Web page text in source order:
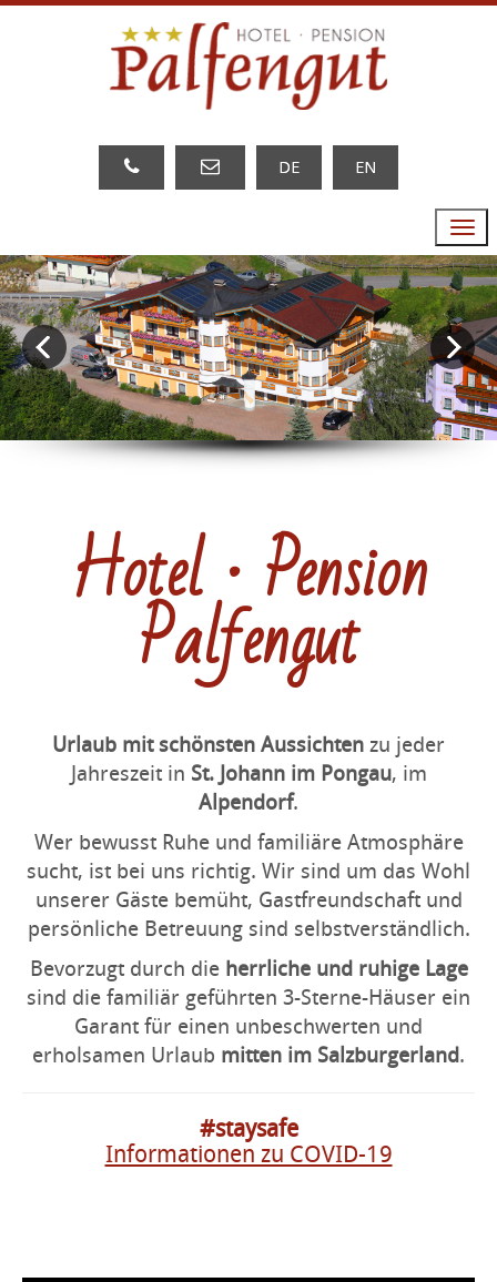
DE EN
Hotel · Pension
Palfengut
Urlaub mit schönsten Aussichten zu jeder
Jahreszeit in St. Johann im Pongau, im
Alpendorf.
Wer bewusst Ruhe und familiäre Atmosphäre
sucht, ist bei uns richtig. Wir sind um das Wohl
unserer Gäste bemüht, Gastfreundschaft und
persönliche Betreuung sind selbstverständlich.
Bevorzugt durch die herrliche und ruhige Lage
sind die familiär geführten 3-Sterne-Häuser ein
Garant für einen unbeschwerten und
erholsamen Urlaub mitten im Salzburgerland.
#staysafe
Informationen zu COVID-19